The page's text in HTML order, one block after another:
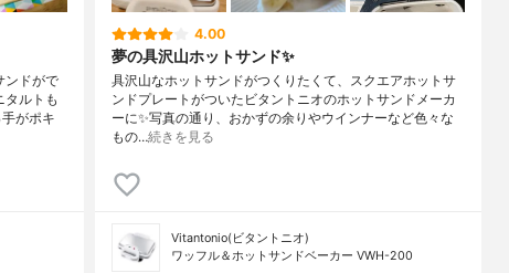
ンドがで
タルトも
がポキ
4.00
夢の具沢山ホットサンド✨
具沢山なホットサンドがつくりたくて、スクエアホットサ
ンドプレートがついたビタントニオのホットサンドメーカ
ーに✨写真の通り、おかずの余りやウインナーなど色々な
もの…続きを見る
Vitantonio(ビタントニオ)
ワッフル＆ホットサンドベーカー VWH-200